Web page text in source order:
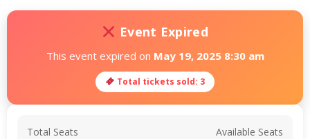
Event Expired
This event expired on May 19, 2025 8:30 am
Total tickets sold: 3
Total Seats
Available Seats